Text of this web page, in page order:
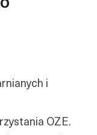
i
OZE.